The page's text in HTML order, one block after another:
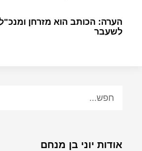
הערה: הכותב הוא מזרחן
לשעבר
אודות יוני בן מנחם